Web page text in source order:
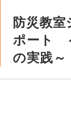
防災教
ポート
の実践～